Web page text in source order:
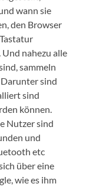
wann sie
den Browser
nahezu alle
sammeln
sind
sind
können.
Nutzer sind
und
etc
über eine
wie es ihm